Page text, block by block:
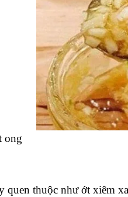
ong
quen thuộc như ớt xiêm